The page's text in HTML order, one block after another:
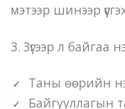
мэтээр шинээр
3. Зүгээр л байгаа
Таны өөрийн
Байгууллагын